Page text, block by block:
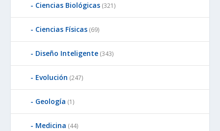
Ciencias Biológicas (321)
Ciencias Físicas (69)
Diseño Inteligente (343)
Evolución (247)
Geología (1)
Medicina (44)